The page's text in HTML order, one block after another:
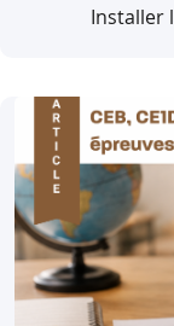
Installer